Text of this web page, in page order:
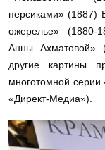
персиками» (1887)
ожерелье» (1880-
Анны Ахматовой»
другие картины
многотомной
«Директ-Медиа»).